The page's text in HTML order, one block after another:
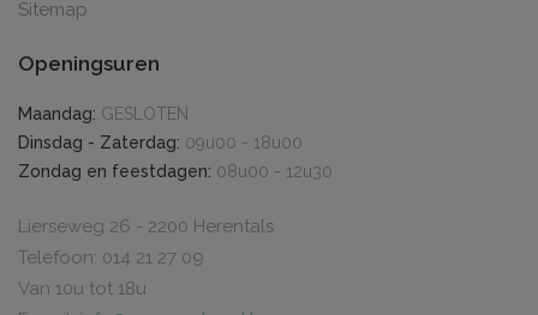
Sitemap
Openingsuren
Maandag: GESLOTEN
Dinsdag - Zaterdag: 09u00 - 18u00
Zondag en feestdagen: 08u00 - 12u30
Lierseweg 26 - 2200 Herentals
Telefoon: 014 21 27 09
Van 10u tot 18u